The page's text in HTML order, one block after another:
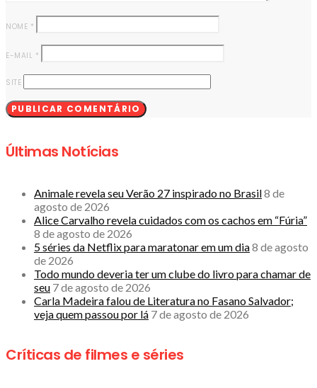
NOME *
E-MAIL *
SITE
Últimas Notícias
Animale revela seu Verão 27 inspirado no Brasil8 de
agosto de 2026
Alice Carvalho revela cuidados com os cachos em “Fúria”
8 de agosto de 2026
5 séries da Netflix para maratonar em um dia8 de agosto
de 2026
Todo mundo deveria ter um clube do livro para chamar de
seu 7 de agosto de 2026
Carla Madeira falou de Literatura no Fasano Salvador;
veja quem passou por lá 7 de agosto de 2026
Críticas de filmes e séries